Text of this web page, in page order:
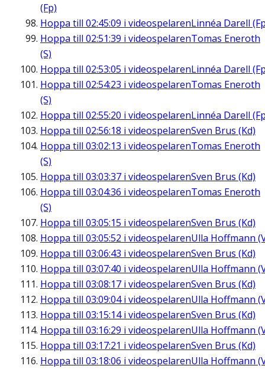
(Fp)
Hoppa till 02:45:09 i videospelarenLinnéa Darell
Hoppa till 02:51:39 i videospelarenTomas Eneroth
(S)
Hoppa till 02:53:05 i videospelarenLinnéa Darell
Hoppa till 02:54:23 i videospelarenTomas Eneroth
(S)
Hoppa till 02:55:20 i videospelarenLinnéa Darell
Hoppa till 02:56:18 i videospelarenSven Brus (Kd)
Hoppa till 03:02:13 i videospelarenTomas Eneroth
(S)
Hoppa till 03:03:37 i videospelarenSven Brus (Kd)
Hoppa till 03:04:36 i videospelarenTomas Eneroth
(S)
Hoppa till 03:05:15 i videospelarenSven Brus (Kd)
Hoppa till 03:05:52 i videospelarenUlla Hoffmann
Hoppa till 03:06:43 i videospelarenSven Brus (Kd)
Hoppa till 03:07:40 i videospelarenUlla Hoffmann
Hoppa till 03:08:17 i videospelarenSven Brus (Kd)
Hoppa till 03:09:04i videospelarenUlla Hoffmann
Hoppa till 03:15:14i videospelarenSven Brus (Kd)
Hoppa till 03:16:29 i videospelarenUlla Hoffmann
Hoppa till 03:17:21 i videospelarenSven Brus (Kd)
Hoppa till 03:18:06 i videospelarenUlla Hoffmann